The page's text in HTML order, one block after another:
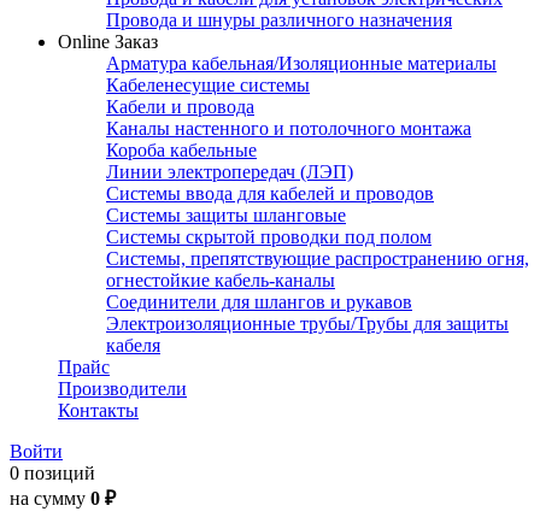
Провода и шнуры различного назначения
Online Заказ
Арматура кабельная/Изоляционные материалы
Кабеленесущие системы
Кабели и провода
Каналы настенного и потолочного монтажа
Короба кабельные
Линии электропередач (ЛЭП)
Системы ввода для кабелей и проводов
Системы защиты шланговые
Системы скрытой проводки под полом
Системы, препятствующие распространению огня,
огнестойкие кабель-каналы
Соединители для шлангов и рукавов
Электроизоляционные трубы/Трубы для защиты
кабеля
Прайс
Производители
Контакты
Войти
0 позиций
на сумму 0 ₽